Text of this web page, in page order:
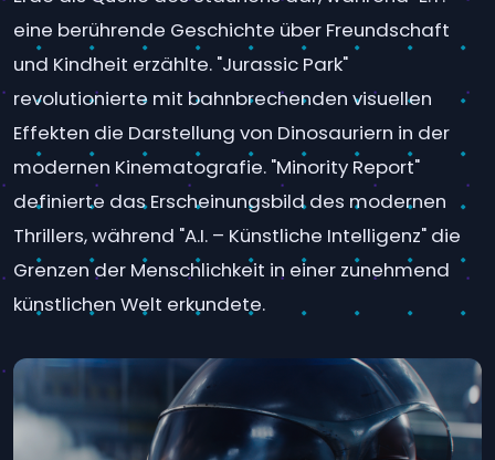
eine berührende Geschichte über Freundschaft
und Kindheit erzählte. "Jurassic Park"
revolutionierte mit bahnbrechenden visuellen
Effekten die Darstellung von Dinosauriern in der
modernen Kinematografie. "Minority Report"
definierte das Erscheinungsbild des modernen
Thrillers, während "A.I. – Künstliche Intelligenz" die
Grenzen der Menschlichkeit in einer zunehmend
künstlichen Welt erkundete.